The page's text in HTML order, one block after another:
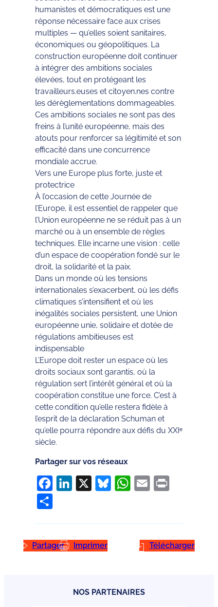
humanistes et démocratiques est une
réponse nécessaire face aux crises
multiples — qu’elles soient sanitaires,
économiques ou géopolitiques. La
construction européenne doit continuer
à intégrer des ambitions sociales
élevées, tout en protégeant les
travailleurs.euses et citoyen.nes contre
les dérèglementations dommageables.
Ces ambitions sociales ne sont pas des
freins à l’unité européenne, mais des
atouts pour renforcer sa légitimité et son
efficacité dans une concurrence
mondiale accrue.
Vers une Europe plus forte, juste et
protectrice
À l’occasion de cette Journée de
l’Europe, il est essentiel de rappeler que
l’Union européenne ne se réduit pas à un
marché ou à un ensemble de règles
techniques. Elle incarne une vision : celle
d’un espace de coopération fondé sur le
droit, la solidarité et la paix.
Dans un monde où les tensions
internationales s’exacerbent, où les défis
climatiques s’intensifient et où les
inégalités sociales persistent, une Union
européenne unie, solidaire et dotée de
régulations ambitieuses est
indispensable
L’Europe doit rester un espace où les
droits sociaux sont garantis, où la
régulation sert l’intérêt général et où la
coopération constitue une force. C’est à
cette condition qu’elle restera fidèle à
l’esprit de la déclaration Schuman et
qu’elle pourra répondre aux défis du XXIᵉ
siècle.
Partager sur vos réseaux
Facebook
LinkedIn
X Bluesky
WhatsApp
Email
Partager Imprimer Télécharger
NOS PARTENAIRES